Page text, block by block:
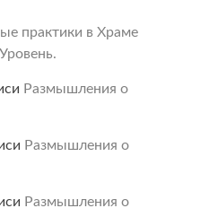
практики в Храме
Размышления о
Размышления о
Размышления о